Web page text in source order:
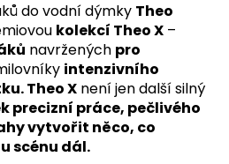
do vodní dýmky Theo
kolekcí Theo X –
navržených pro
intenzivního
Theo X není jen další silný
precizní práce, pečlivého
vytvořit něco, co
scénu dál.